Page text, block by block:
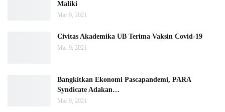
Maliki
Mar 9, 2021
Civitas Akademika UB Terima Vaksin Covid-19
Mar 9, 2021
Bangkitkan Ekonomi Pascapandemi, PARA
Syndicate Adakan…
Mar 9, 2021